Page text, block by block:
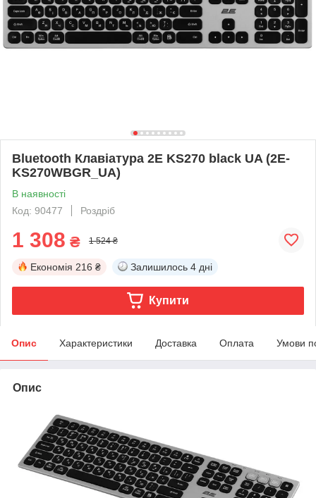
Bluetooth Клавіатура 2E KS270 black UA (2E-
KS270WBGR_UA)
В наявності
Код: 90477
Роздріб
1 308 ₴ 1 524 ₴
Економія 216 ₴ Залишилось 4 дні
Купити
Опис Характеристики Доставка Оплата Умови
Опис